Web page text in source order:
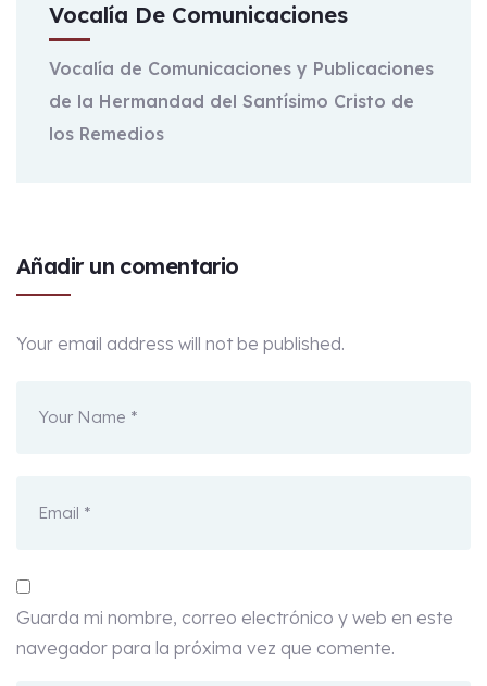
Vocalía De Comunicaciones
Vocalía de Comunicaciones y Publicaciones
de la Hermandad del Santísimo Cristo de
los Remedios
Añadir un comentario
Your email address will not be published.
Guarda mi nombre, correo electrónico y web en este
navegador para la próxima vez que comente.